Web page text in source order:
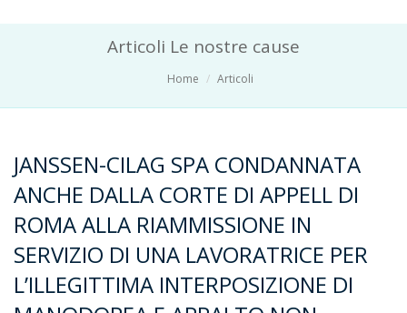
Articoli Le nostre cause
Home Articoli
JANSSEN-CILAG SPA CONDANNATA
ANCHE DALLA CORTE DI APPELL DI
ROMA ALLA RIAMMISSIONE IN
SERVIZIO DI UNA LAVORATRICE PER
L’ILLEGITTIMA INTERPOSIZIONE DI